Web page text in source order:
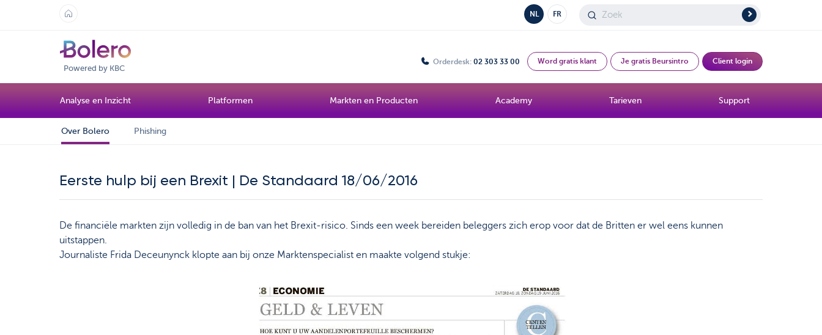
NL FR
Powered by KBC
Orderdesk: 02 303 33 00 Word gratis klant Je gratis Beursintro Client login
Analyse en Inzicht Platformen Markten en Producten Academy Tarieven Support
Over Bolero Phishing
Eerste hulp bij een Brexit | De Standaard 18/06/2016
De financiële markten zijn volledig in de ban van het Brexit-risico. Sinds een week bereiden beleggers zich erop voor dat de Britten er wel eens kunnen
uitstappen.
Journaliste Frida Deceunynck klopte aan bij onze Marktenspecialist en maakte volgend stukje: